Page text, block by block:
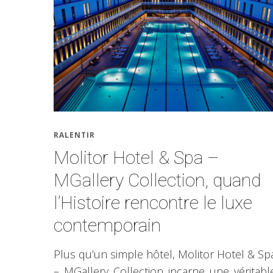
RALENTIR
Molitor Hotel & Spa –
MGallery Collection, quand
l’Histoire rencontre le luxe
contemporain
Plus qu’un simple hôtel, Molitor Hotel &